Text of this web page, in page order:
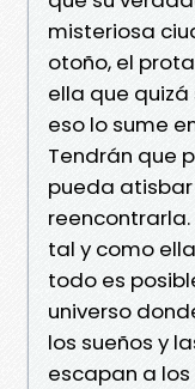
misteriosa
otoño, el
ella que
eso lo sume
Tendrán que
pueda
tal y como
todo es
universo
los sueños y
escapan a